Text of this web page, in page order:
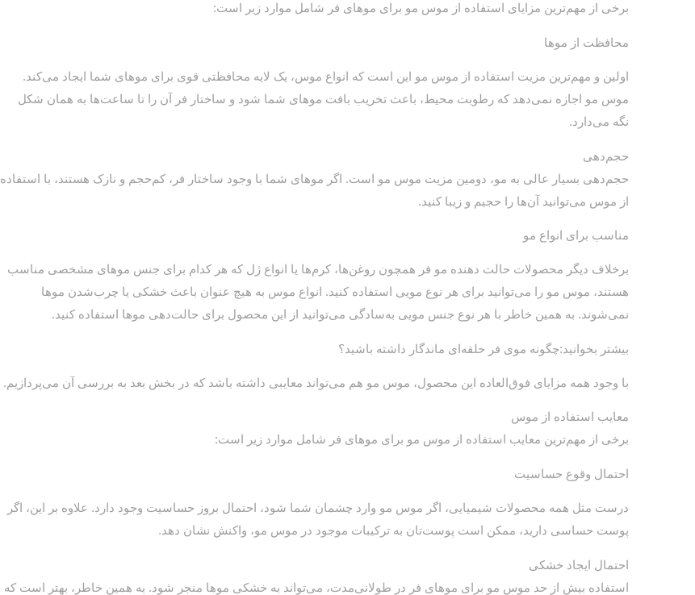
برخی از مهم‌ترین مزایای استفاده از موس مو برای موهای فر شامل موارد زیر است:
محافظت از موها
اولین و مهم‌ترین مزیت استفاده از موس مو این است که انواع موس، یک لایه محافظتی قوی برای موهای شما ایجاد می‌کند.
موس مو اجازه نمی‌دهد که رطوبت محیط، باعث تخریب بافت موهای شما شود و ساختار فر آن را تا ساعت‌ها به همان شکل
نگه می‌دارد.
حجم‌دهی
حجم‌دهی بسیار عالی به مو، دومین مزیت موس مو است. اگر موهای شما با وجود ساختار فر، کم‌حجم و نازک هستند، با استفاده
از موس می‌توانید آن‌ها را حجیم و زیبا کنید.
مناسب برای انواع مو
برخلاف دیگر محصولات حالت دهنده مو فر همچون روغن‌ها، کرم‌ها یا انواع ژل که هر کدام برای جنس موهای مشخصی مناسب
هستند، موس مو را می‌توانید برای هر نوع مویی استفاده کنید. انواع موس به هیچ عنوان باعث خشکی یا چرب‌شدن موها
نمی‌شوند. به همین خاطر با هر نوع جنس مویی به‌سادگی می‌توانید از این محصول برای حالت‌دهی موها استفاده کنید.
بیشتر بخوانید:چگونه موی فر حلقه‌ای ماندگار داشته باشید؟
با وجود همه مزایای فوق‌العاده این محصول، موس مو هم می‌تواند معایبی داشته باشد که در بخش بعد به بررسی آن می‌پردازیم.
معایب استفاده از موس
برخی از مهم‌ترین معایب استفاده از موس مو برای موهای فر شامل موارد زیر است:
احتمال وقوع حساسیت
درست مثل همه محصولات شیمیایی، اگر موس مو وارد چشمان شما شود، احتمال بروز حساسیت وجود دارد. علاوه بر این، اگر
پوست حساسی دارید، ممکن است پوست‌تان به ترکیبات موجود در موس مو، واکنش نشان دهد.
احتمال ایجاد خشکی
استفاده بیش از حد موس مو برای موهای فر در طولانی‌مدت، می‌تواند به خشکی موها منجر شود. به همین خاطر، بهتر است که